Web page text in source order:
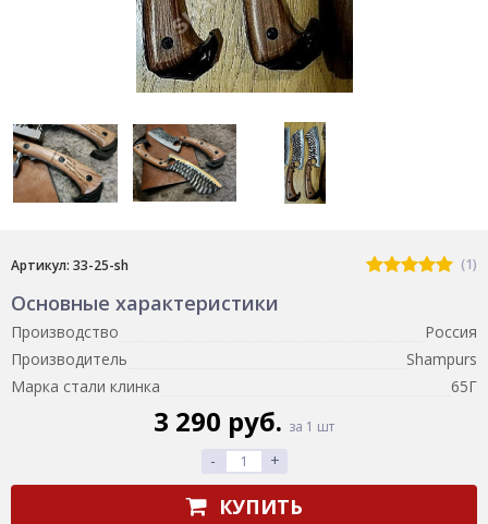
Артикул: 33-25-sh (1)
Основные характеристики
Производство
Россия
Производитель
Shampurs
Марка стали клинка
65Г
3 290 руб. за 1 шт
- +
КУПИТЬ